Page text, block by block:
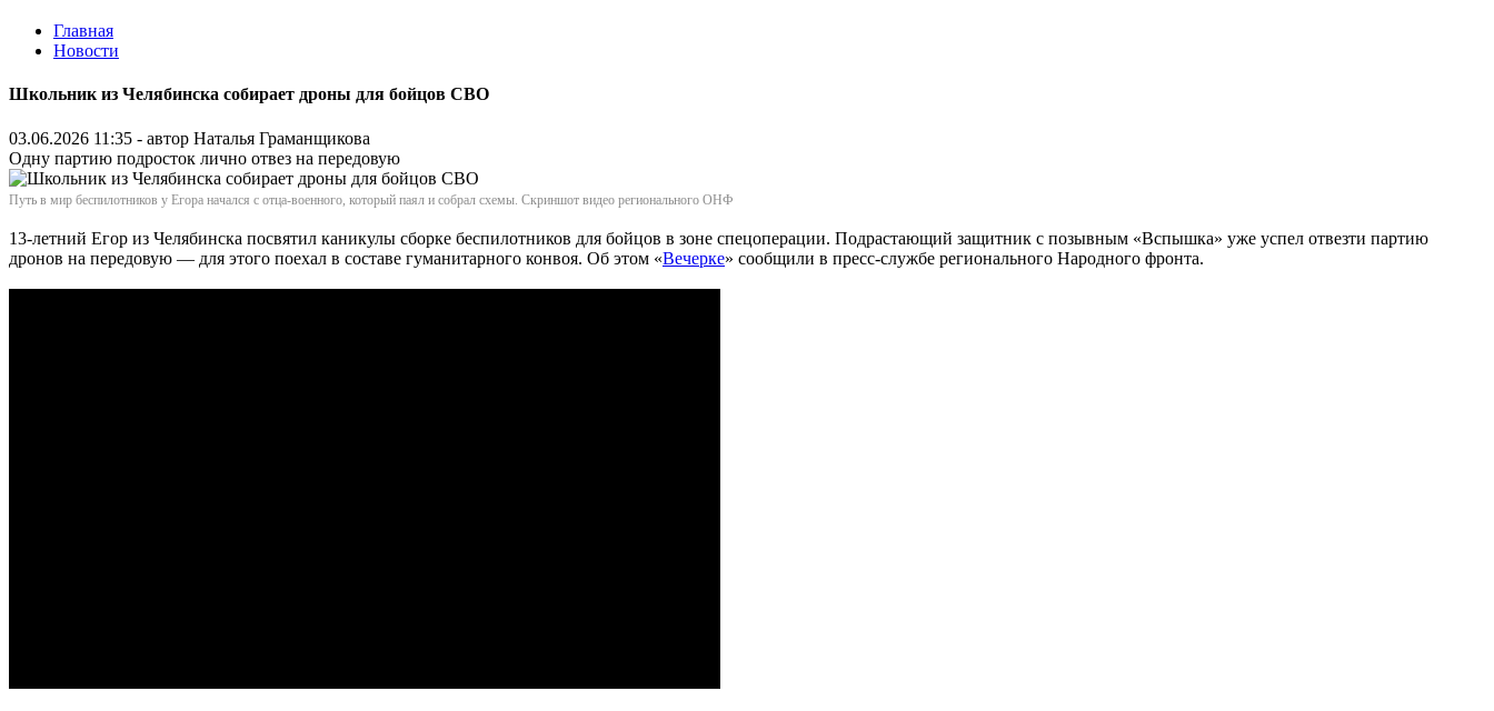
Главная
Новости
Школьник из Челябинска собирает дроны для бойцов СВО
03.06.2026 11:35 - автор Наталья Граманщикова
Одну партию подросток лично отвез на передовую
Путь в мир беспилотников у Егора начался с отца-военного, который паял и собрал схемы. Скриншот видео регионального ОНФ
13-летний Егор из Челябинска посвятил каникулы сборке беспилотников для бойцов в зоне спецоперации. Подрастающий защитник с позывным «Вспышка» уже успел отвезти партию
дронов на передовую — для этого поехал в составе гуманитарного конвоя. Об этом «Вечерке» сообщили в пресс-службе регионального Народного фронта.